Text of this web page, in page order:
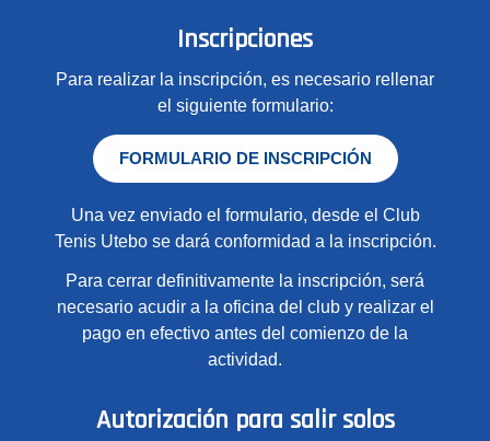
Inscripciones
Para realizar la inscripción, es necesario rellenar
el siguiente formulario:
FORMULARIO DE INSCRIPCIÓN
Una vez enviado el formulario, desde el Club
Tenis Utebo se dará conformidad a la inscripción.
Para cerrar definitivamente la inscripción, será
necesario acudir a la oficina del club y realizar el
pago en efectivo antes del comienzo de la
actividad.
Autorización para salir solos